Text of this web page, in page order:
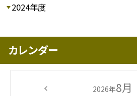
2024年度
カレンダー
2026年8月